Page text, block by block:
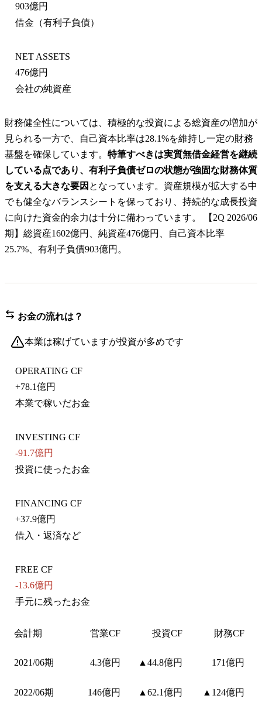
903億円
借金（有利子負債）
NET ASSETS
476億円
会社の純資産
財務健全性については、積極的な投資による総資産の増加が
見られる一方で、自己資本比率は28.1%を維持し一定の財務
基盤を確保しています。 特筆すべきは実質無借金経営を継続
している点であり、有利子負債ゼロの状態が強固な財務体質
を支える大きな要因 となっています。資産規模が拡大する中
でも健全なバランスシートを保っており、持続的な成長投資
に向けた資金的余力は十分に備わっています。 【2Q 2026/06
期】総資産1602億円、純資産476億円、自己資本比率
25.7%、有利子負債903億円。
お金の流れは？
本業は稼げていますが投資が多めです
OPERATING CF
+78.1億円
本業で稼いだお金
INVESTING CF
-91.7億円
投資に使ったお金
FINANCING CF
+37.9億円
借入・返済など
FREE CF
-13.6億円
手元に残ったお金
会計期 営業CF 投資CF 財務CF
2021/06期 4.3億円 ▲44.8億円 171億円
2022/06期 146億円 ▲62.1億円 ▲124億円